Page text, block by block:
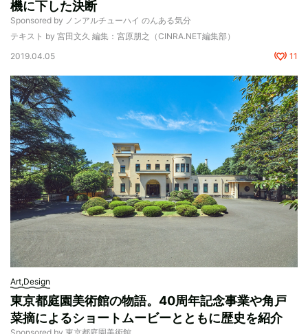
機に下した決断
Sponsored by ノンアルチューハイ のんある気分
テキスト by 宮田文久 編集：宮原朋之（CINRA.NET編集部）
2019.04.05
11
Art,Design
東京都庭園美術館の物語。40周年記念事業や角戸
菜摘によるショートムービーとともに歴史を紹介